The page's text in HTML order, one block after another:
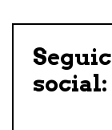
social: